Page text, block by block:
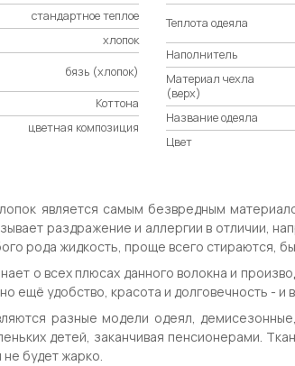
стандартное теплое
хлопок
бязь (хлопок)
Коттона
цветная композиция
Теплота одеяла
Наполнитель
Материал чехла
(верх)
Название одеяла
Цвет
является самым безвредным
раздражение и аллергии в отличии,
рода жидкость, проще всего стираются,
о всех плюсах данного волокна и
ещё удобство, красота и долговечность - и
разные модели одеял,
детей, заканчивая пенсионерами.
будет жарко.